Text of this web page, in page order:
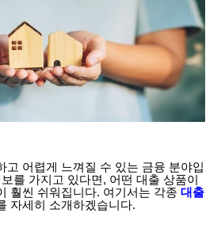
고 어렵게 느껴질 수 있는 금융 분야입
를 가지고 있다면, 어떤 대출 상품이
훨씬 쉬워집니다. 여기서는 각종 대출
자세히 소개하겠습니다.